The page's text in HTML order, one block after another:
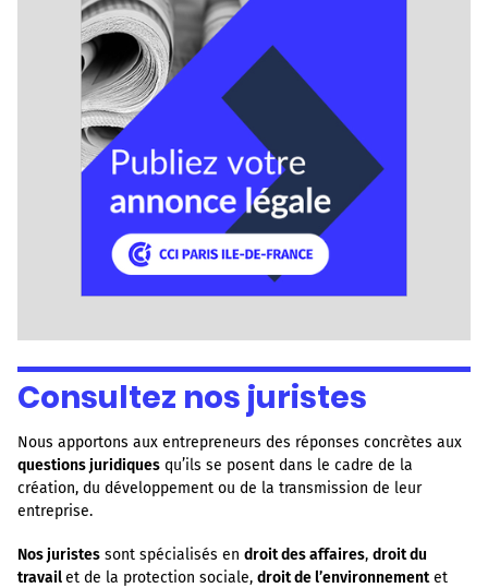
Consultez nos juristes
Nous apportons aux entrepreneurs des réponses concrètes aux
questions juridiques qu’ils se posent dans le cadre de la
création, du développement ou de la transmission de leur
entreprise.
Nos juristes sont spécialisés en droit des affaires, droit du
travailet de la protection sociale, droit de l’environnementet